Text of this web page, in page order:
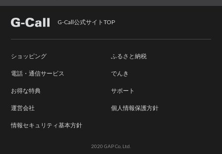
G-Call公式サイトTOP
ショッピング ふるさと納税
電話・通信サービス でんき
お得な特典 サポート
運営会社 個人情報保護方針
情報セキュリティ基本方針
2020 GAP Co, Ltd.